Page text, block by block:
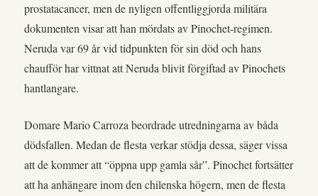
prostatacancer, men de nyligen offentliggjorda militära
dokumenten visar att han mördats av Pinochet-regimen.
Neruda var 69 år vid tidpunkten för sin död och hans
chaufför har vittnat att Neruda blivit förgiftad av Pinochets
hantlangare.
Domare Mario Carroza beordrade utredningarna av båda
dödsfallen. Medan de flesta verkar stödja dessa, säger vissa
att de kommer att “öppna upp gamla sår”. Pinochet fortsätter
att ha anhängare inom den chilenska högern, men de flesta